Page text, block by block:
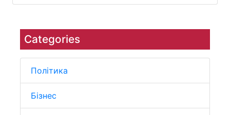
Categories
Політика
Бізнес